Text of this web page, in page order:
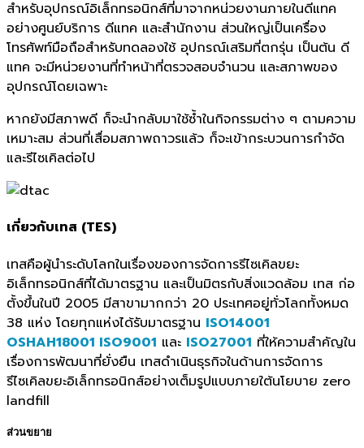
สำหรับอุปกรณ์อิเล็กทรอนิกส์ที่มาจากหน่วยงานภายในดีแทค
อย่างศูนย์บริการ ดีแทค และสำนักงาน ส่วนใหญ่เป็นเครื่อง
โทรศัพท์มือถือสำหรับทดลองใช้ อุปกรณ์เสริมที่ตกรุ่น เป็นต้น ดี
แทค จะมีหน่วยงานที่ทำหน้าที่ตรวจสอบจำนวน และสภาพของ
อุปกรณ์โดยเฉพาะ
หากยังมีสภาพดี ก็จะนำกลับมาใช้ซ้ำในกิจกรรมต่าง ๆ ตามความ
เหมาะสม ส่วนที่เสื่อมสภาพถาวรแล้ว ก็จะเข้ากระบวนการกำจัด
และรีไซเคิลต่อไป
เกี่ยวกับเทส (TES)
เทสคือผู้นำระดับโลกในเรื่องของการจัดการรีไซเคิลขยะ
อิเล็กทรอนิกส์ที่ได้มาตรฐาน และเป็นมิตรกับสิ่งแวดล้อม เทส ก่อ
ตั้งขึ้นในปี 2005 มีสาขามากกว่า 20 ประเทศอยู่ทั่วโลกทั้งหมด
38 แห่ง โดยทุกแห่งได้รับมาตรฐาน ISO14001
OSHAH18001 ISO9001 และ ISO27001 ที่ให้ความสำคัญใน
เรื่องการพัฒนาที่ยั่งยืน เทสดำเนินธุรกิจในด้านการจัดการ
รีไซเคิลขยะอิเล็กทรอนิกส์อย่างเต็มรูปแบบภายใต้นโยบาย zero
landfill
ส่วนขยาย